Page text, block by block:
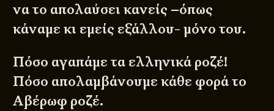
να το απολαύσει κανείς –όπως
κάναμε κι εμείς εξάλλου- μόνο του.
Πόσο αγαπάμε τα ελληνικά ροζέ!
Πόσο απολαμβάνουμε κάθε φορά το
Αβέρωφ ροζέ.